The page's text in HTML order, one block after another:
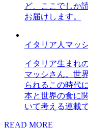
ど、ここでしか
お届けします。
イタリア人マッ
イタリア生まれ
マッシさん。世
られるこの時代
本と世界の食に
いて考える連載で
READ MORE